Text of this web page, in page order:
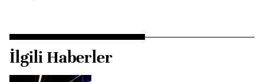
İlgili Haberler